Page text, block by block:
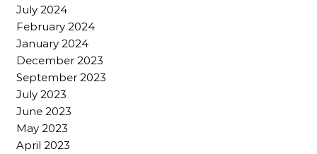
July 2024
February 2024
January 2024
December 2023
September 2023
July 2023
June 2023
May 2023
April 2023